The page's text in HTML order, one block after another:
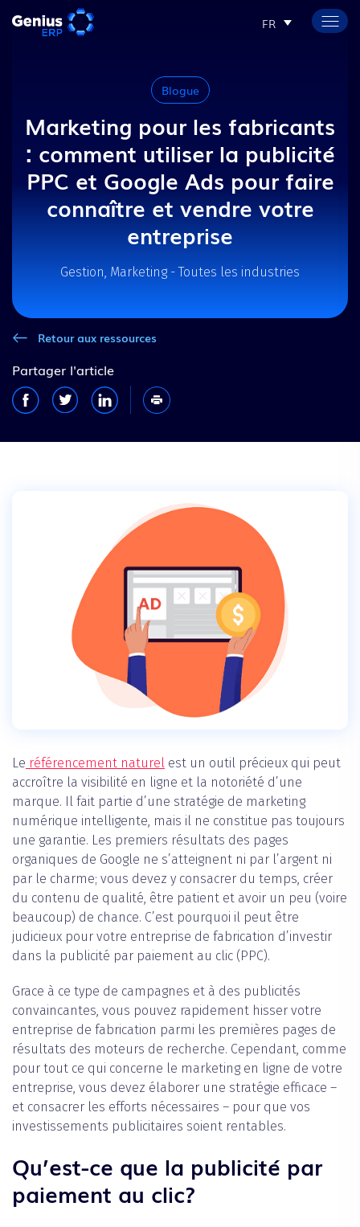
FR
Blogue
Marketing pour les fabricants
: comment utiliser la publicité
PPC et Google Ads pour faire
connaître et vendre votre
entreprise
Gestion, Marketing - Toutes les industries
Retour aux ressources
Partager l'article
Le référencement naturel est un outil précieux qui peut
accroître la visibilité en ligne et la notoriété d’une
marque. Il fait partie d’une stratégie de marketing
numérique intelligente, mais il ne constitue pas toujours
une garantie. Les premiers résultats des pages
organiques de Google ne s’atteignent ni par l’argent ni
par le charme; vous devez y consacrer du temps, créer
du contenu de qualité, être patient et avoir un peu (voire
beaucoup) de chance. C’est pourquoi il peut être
judicieux pour votre entreprise de fabrication d’investir
dans la publicité par paiement au clic (PPC).
Grace à ce type de campagnes et à des publicités
convaincantes, vous pouvez rapidement hisser votre
entreprise de fabrication parmi les premières pages de
résultats des moteurs de recherche. Cependant, comme
pour tout ce qui concerne le marketing en ligne de votre
entreprise, vous devez élaborer une stratégie efficace –
et consacrer les efforts nécessaires – pour que vos
investissements publicitaires soient rentables.
Qu’est-ce que la publicité par
paiement au clic?